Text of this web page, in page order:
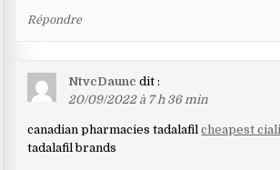
Répondre
NtvcDaunc dit :
20/09/2022 à 7 h 36 min
canadian pharmacies tadalafilcheapest
tadalafil brands